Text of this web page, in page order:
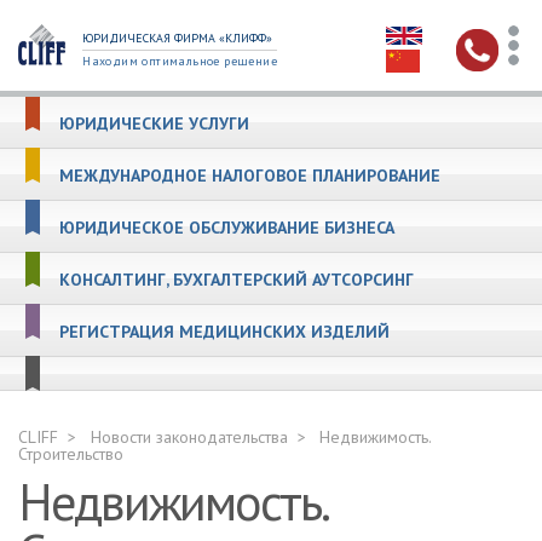
ЮРИДИЧЕСКАЯ ФИРМА «КЛИФФ»
Находим оптимальное решение
ЮРИДИЧЕСКИЕ УСЛУГИ
МЕЖДУНАРОДНОЕ НАЛОГОВОЕ ПЛАНИРОВАНИЕ
ЮРИДИЧЕСКОЕ ОБСЛУЖИВАНИЕ БИЗНЕСА
КОНСАЛТИНГ, БУХГАЛТЕРСКИЙ АУТСОРСИНГ
РЕГИСТРАЦИЯ МЕДИЦИНСКИХ ИЗДЕЛИЙ
CLIFF Новости законодательства Недвижимость.
Строительство
Недвижимость.